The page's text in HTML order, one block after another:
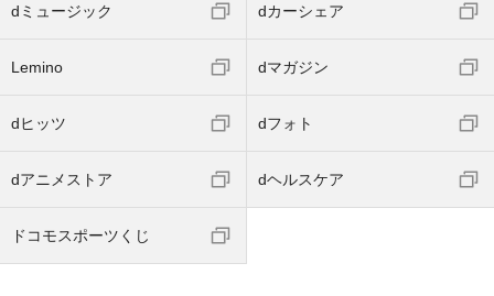
dミュージック dカーシェア
Lemino dマガジン
dヒッツ dフォト
dアニメストア dヘルスケア
ドコモスポーツくじ